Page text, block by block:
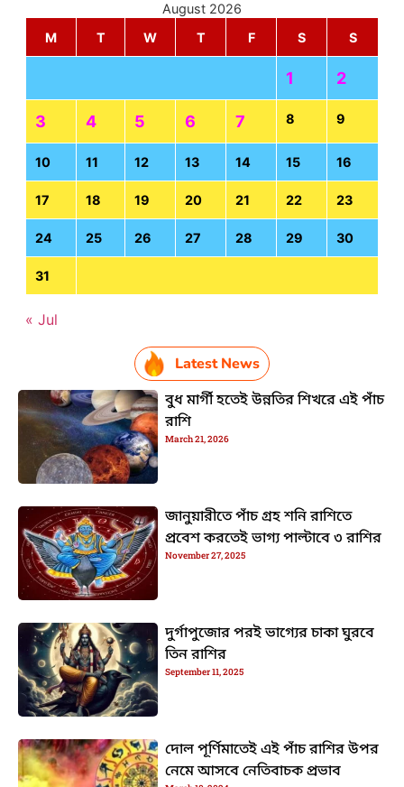
August 2026
M
T W T F S S
1 2
3 4 5 6 7 8 9
10 11 12 13 14 15 16
17 18 19 20 21 22 23
24 25 26 27 28 29 30
31
« Jul
Latest News
বুধ মার্গী হতেই উন্নতির শিখরে এই পাঁচ
রাশি
March 21, 2026
জানুয়ারীতে পাঁচ গ্রহ শনি রাশিতে
প্রবেশ করতেই ভাগ্য পাল্টাবে ৩ রাশির
November 27, 2025
দুর্গাপুজোর পরই ভাগ্যের চাকা ঘুরবে
তিন রাশির
September 11, 2025
দোল পূর্ণিমাতেই এই পাঁচ রাশির উপর
নেমে আসবে নেতিবাচক প্রভাব